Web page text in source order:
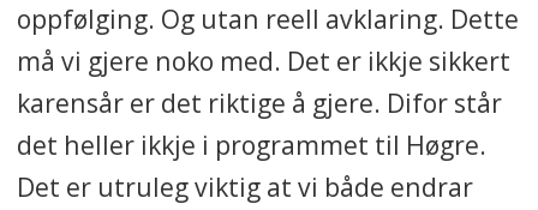
oppfølging. Og utan reell avklaring. Dette
må vi gjere noko med. Det er ikkje sikkert
karensår er det riktige å gjere. Difor står
det heller ikkje i programmet til Høgre.
Det er utruleg viktig at vi både endrar